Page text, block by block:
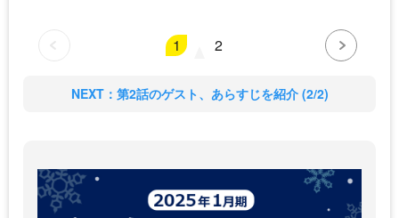
1 2
NEXT：第2話のゲスト、あらすじを紹介 (2/2)